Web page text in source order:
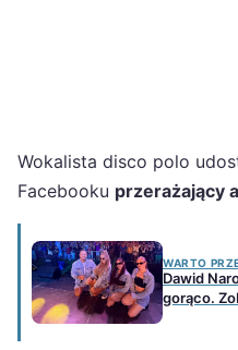
Wokalista disco polo
Facebooku przerażający
WARTO
Dawid
gorąco.